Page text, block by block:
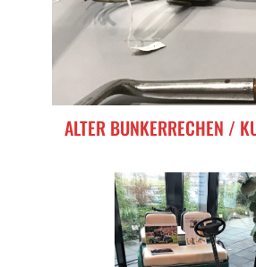
ALTER BUNKERRECHEN /